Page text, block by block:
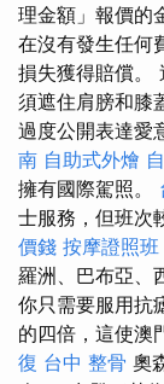
理金額」報價的
在沒有發生任何
損失獲得賠償。
須遮住肩膀和膝
過度公開表達愛
南 自助式外燴
擁有國際駕照。
士服務，但班次
價錢 按摩證照班
羅洲、巴布亞、
你只需要服用抗
的四倍，這使澳
復 台中 整骨 奧